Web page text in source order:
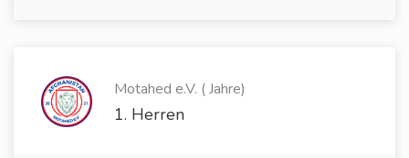
Motahed e.V. ( Jahre)
1. Herren